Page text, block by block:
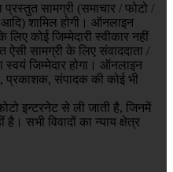
प्रस्तुत सामग्री (समाचार / फोटो /
शामिल होगी। ऑनलाइन
कोई जिम्मेदारी स्वीकार नहीं
सामग्री के लिए संवाददाता /
स्वयं जिम्मेदार होगा। ऑनलाइन
प्रकाशक, संपादक की कोई भी
इन्टरनेट से ली जाती है, जिनमें
सभी विवादों का न्याय क्षेत्र